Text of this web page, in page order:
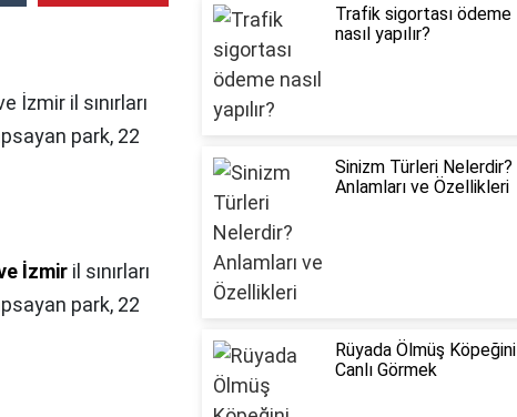
İzmir il sınırları
park, 22
İzmir il sınırları
park, 22
Trafik sigortası ödeme
nasıl yapılır?
Sinizm Türleri Nelerdir?
Anlamları ve Özellikleri
Rüyada Ölmüş Köpeğini
Canlı Görmek